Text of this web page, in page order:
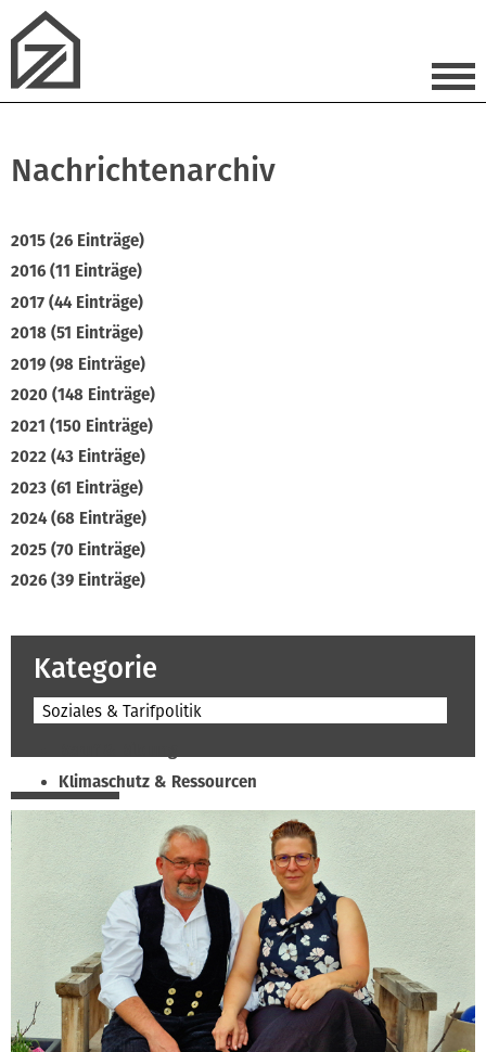
Nachrichtenarchiv
2015 (26 Einträge)
2016 (11 Einträge)
2017 (44 Einträge)
2018 (51 Einträge)
2019 (98 Einträge)
2020 (148 Einträge)
2021 (150 Einträge)
2022 (43 Einträge)
2023 (61 Einträge)
2024 (68 Einträge)
2025 (70 Einträge)
2026 (39 Einträge)
Kategorie
Soziales & Tarifpolitik
Klimaschutz & Ressourcen
Normen & Fachregeln
Prävention & Arbeitsschutz
Recht & Wirtschaft
Soziales & Tarifpolitik
Verband & Innungen
Interviews
Innung